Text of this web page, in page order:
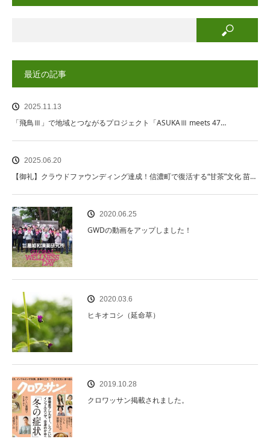
最近の記事
2025.11.13
「飛鳥Ⅲ」で地域とつながるプロジェクト「ASUKAⅢ meets 47…
2025.06.20
【御礼】クラウドファウンディング達成！信濃町で復活する“甘茶”文化 苗…
2020.06.25
GWDの動画をアップしました！
2020.03.6
ヒキオコシ（延命草）
2019.10.28
クロワッサン掲載されました。